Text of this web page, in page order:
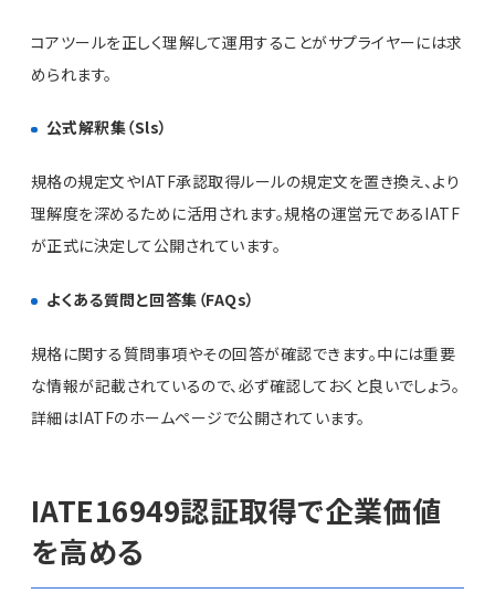
コアツールを正しく理解して運用することがサプライヤーには求
められます。
公式解釈集（Sls）
規格の規定文やIATF承認取得ルールの規定文を置き換え、より
理解度を深めるために活用されます。規格の運営元であるIATF
が正式に決定して公開されています。
よくある質問と回答集（FAQs）
規格に関する質問事項やその回答が確認できます。中には重要
な情報が記載されているので、必ず確認しておくと良いでしょう。
詳細はIATFのホームページで公開されています。
IATE16949認証取得で企業価値
を高める